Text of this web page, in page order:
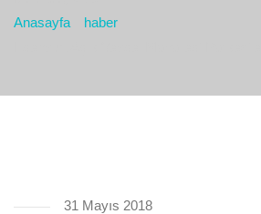
Anasayfa
haber
31 Mayıs 2018